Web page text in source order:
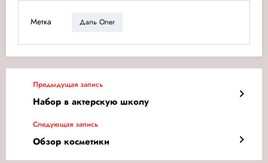
Метка Даль Олег
Предыдущая запись
Набор в актерскую школу
Следующая запись
Обзор косметики